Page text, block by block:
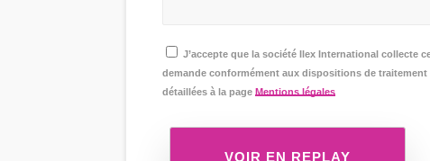
J’accepte que la société Ilex International collecte
demande conformément aux dispositions de
détaillées à la page Mentions légales
VOIR EN REPLAY